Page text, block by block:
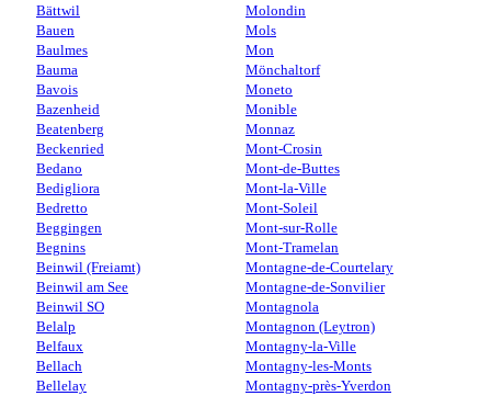
Bättwil
Bauen
Baulmes
Bauma
Bavois
Bazenheid
Beatenberg
Beckenried
Bedano
Bedigliora
Bedretto
Beggingen
Begnins
Beinwil (Freiamt)
Beinwil am See
Beinwil SO
Belalp
Belfaux
Bellach
Bellelay
Molondin
Mols
Mon
Mönchaltorf
Moneto
Monible
Monnaz
Mont-Crosin
Mont-de-Buttes
Mont-la-Ville
Mont-Soleil
Mont-sur-Rolle
Mont-Tramelan
Montagne-de-Courtelary
Montagne-de-Sonvilier
Montagnola
Montagnon (Leytron)
Montagny-la-Ville
Montagny-les-Monts
Montagny-près-Yverdon